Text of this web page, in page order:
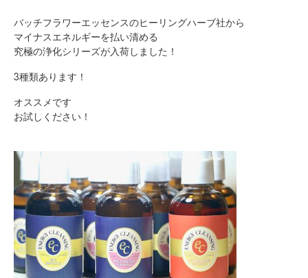
バッチフラワーエッセンスのヒーリングハーブ社から
マイナスエネルギーを払い清める
究極の浄化シリーズが入荷しました！
3種類あります！
オススメです
お試しください！